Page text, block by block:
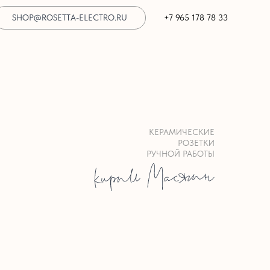
SHOP@ROSETTA-ELECTRO.RU +7 965 178 78 33
КЕРАМИЧЕСКИЕ
РОЗЕТКИ
РУЧНОЙ РАБОТЫ